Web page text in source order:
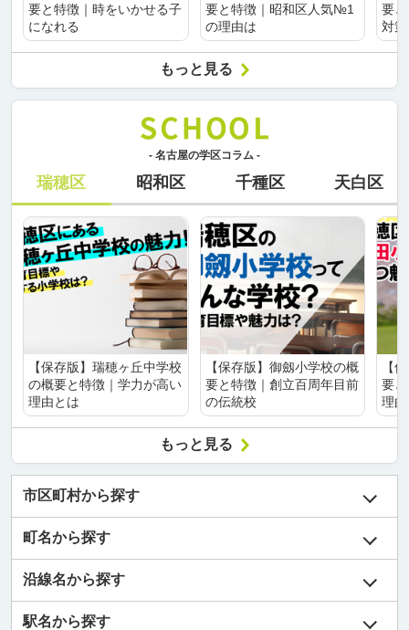
要と特徴｜時をいかせる子
になれる
要と特徴｜昭和区人気№1
の理由は
要
対
もっと見る
- 名古屋の学区コラム -
瑞穂区 昭和区 千種区 天白区
【保存版】瑞穂ヶ丘中学校
の概要と特徴｜学力が高い
理由とは
【保存版】御劔小学校の概
要と特徴｜創立百周年目前
の伝統校
【
要
理
もっと見る
市区町村から探す
町名から探す
沿線名から探す
駅名から探す